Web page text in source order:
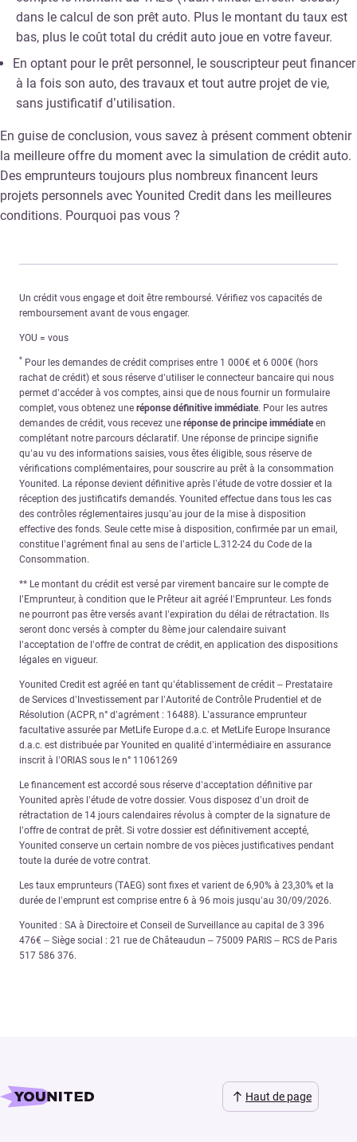
dans le calcul de son prêt auto. Plus le montant du taux est
bas, plus le coût total du crédit auto joue en votre faveur.
En optant pour le prêt personnel, le souscripteur peut financer
à la fois son auto, des travaux et tout autre projet de vie,
sans justificatif d’utilisation.
En guise de conclusion, vous savez à présent comment obtenir
la meilleure offre du moment avec la simulation de crédit auto.
Des emprunteurs toujours plus nombreux financent leurs
projets personnels avec Younited Credit dans les meilleures
conditions. Pourquoi pas vous ?
Un crédit vous engage et doit être remboursé. Vérifiez vos capacités de
remboursement avant de vous engager.
YOU = vous
* Pour les demandes de crédit comprises entre 1 000€ et 6 000€ (hors
rachat de crédit) et sous réserve d’utiliser le connecteur bancaire qui nous
permet d’accéder à vos comptes, ainsi que de nous fournir un formulaire
complet, vous obtenez une réponse définitive immédiate. Pour les autres
demandes de crédit, vous recevez une réponse de principe immédiateen
complétant notre parcours déclaratif. Une réponse de principe signifie
qu’au vu des informations saisies, vous êtes éligible, sous réserve de
vérifications complémentaires, pour souscrire au prêt à la consommation
Younited. La réponse devient définitive après l’étude de votre dossier et la
réception des justificatifs demandés. Younited effectue dans tous les cas
des contrôles réglementaires jusqu’au jour de la mise à disposition
effective des fonds. Seule cette mise à disposition, confirmée par un email,
constitue l’agrément final au sens de l’article L.312-24 du Code de la
Consommation.
** Le montant du crédit est versé par virement bancaire sur le compte de
l’Emprunteur, à condition que le Prêteur ait agréé l’Emprunteur. Les fonds
ne pourront pas être versés avant l’expiration du délai de rétractation. Ils
seront donc versés à compter du 8ème jour calendaire suivant
l’acceptation de l’offre de contrat de crédit, en application des dispositions
légales en vigueur.
Younited Credit est agréé en tant qu’établissement de crédit – Prestataire
de Services d’Investissement par l’Autorité de Contrôle Prudentiel et de
Résolution (ACPR, n° d’agrément : 16488). L’assurance emprunteur
facultative assurée par MetLife Europe d.a.c. et MetLife Europe Insurance
d.a.c. est distribuée par Younited en qualité d’intermédiaire en assurance
inscrit à l’ORIAS sous le n° 11061269
Le financement est accordé sous réserve d’acceptation définitive par
Younited après l’étude de votre dossier. Vous disposez d’un droit de
rétractation de 14 jours calendaires révolus à compter de la signature de
l’offre de contrat de prêt. Si votre dossier est définitivement accepté,
Younited conserve un certain nombre de vos pièces justificatives pendant
toute la durée de votre contrat.
Les taux emprunteurs (TAEG) sont fixes et varient de 6,90% à 23,30% et la
durée de l’emprunt est comprise entre 6 à 96 mois jusqu’au 30/09/2026.
Younited : SA à Directoire et Conseil de Surveillance au capital de 3 396
476€ – Siège social : 21 rue de Châteaudun – 75009 PARIS – RCS de Paris
517 586 376.
Haut de page